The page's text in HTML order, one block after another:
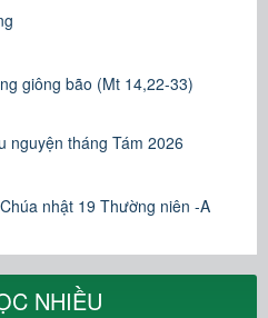
giông bão (Mt 14,22-33)
nguyện tháng Tám 2026
nhật 19 Thường niên -A
NHIỀU